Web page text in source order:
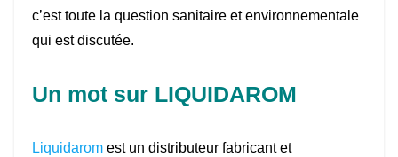
c’est toute la question sanitaire et environnementale
qui est discutée.
Un mot sur LIQUIDAROM
Liquidarom est un distributeur fabricant et